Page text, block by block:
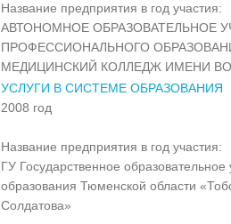
Название предприятия в год участия:
АВТОНОМНОЕ ОБРАЗОВАТЕЛЬНОЕ
ПРОФЕССИОНАЛЬНОГО
МЕДИЦИНСКИЙ КОЛЛЕДЖ ИМЕНИ
УСЛУГИ В СИСТЕМЕ ОБРАЗОВАНИЯ
2008 год
Название предприятия в год участия:
ГУ Государственное
образования Тюменской области
Солдатова»